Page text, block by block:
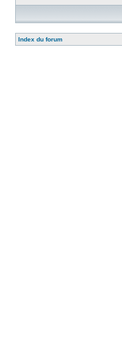
Index du forum